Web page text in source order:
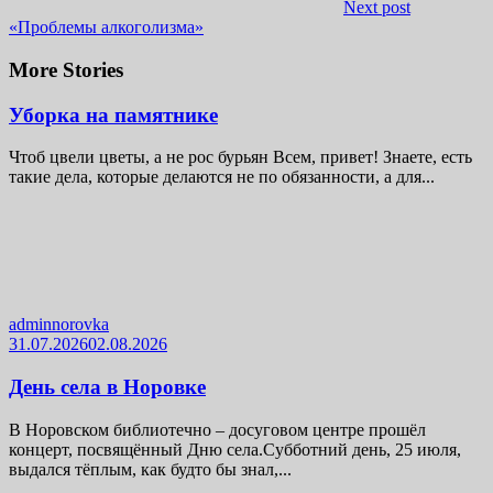
Next post
«Проблемы алкоголизма»
More Stories
Уборка на памятнике
Чтоб цвели цветы, а не рос бурьян Всем, привет! Знаете, есть
такие дела, которые делаются не по обязанности, а для...
adminnorovka
31.07.202602.08.2026
День села в Норовке
В Норовском библиотечно – досуговом центре прошёл
концерт, посвящённый Дню села.Субботний день, 25 июля,
выдался тёплым, как будто бы знал,...